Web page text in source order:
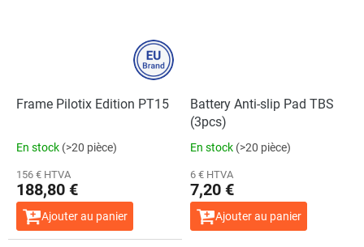
Frame Pilotix Edition PT15
En stock (>20 pièce)
156 € HTVA
188,80 €
Ajouter au panier
Battery Anti-slip Pad TBS
(3pcs)
En stock (>20 pièce)
6 € HTVA
7,20 €
Ajouter au panier